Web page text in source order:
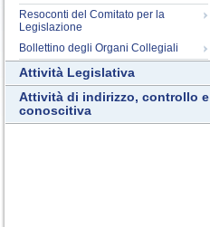
Resoconti del Comitato per la
Legislazione
Bollettino degli Organi Collegiali
Attività Legislativa
Attività di indirizzo, controllo e
conoscitiva